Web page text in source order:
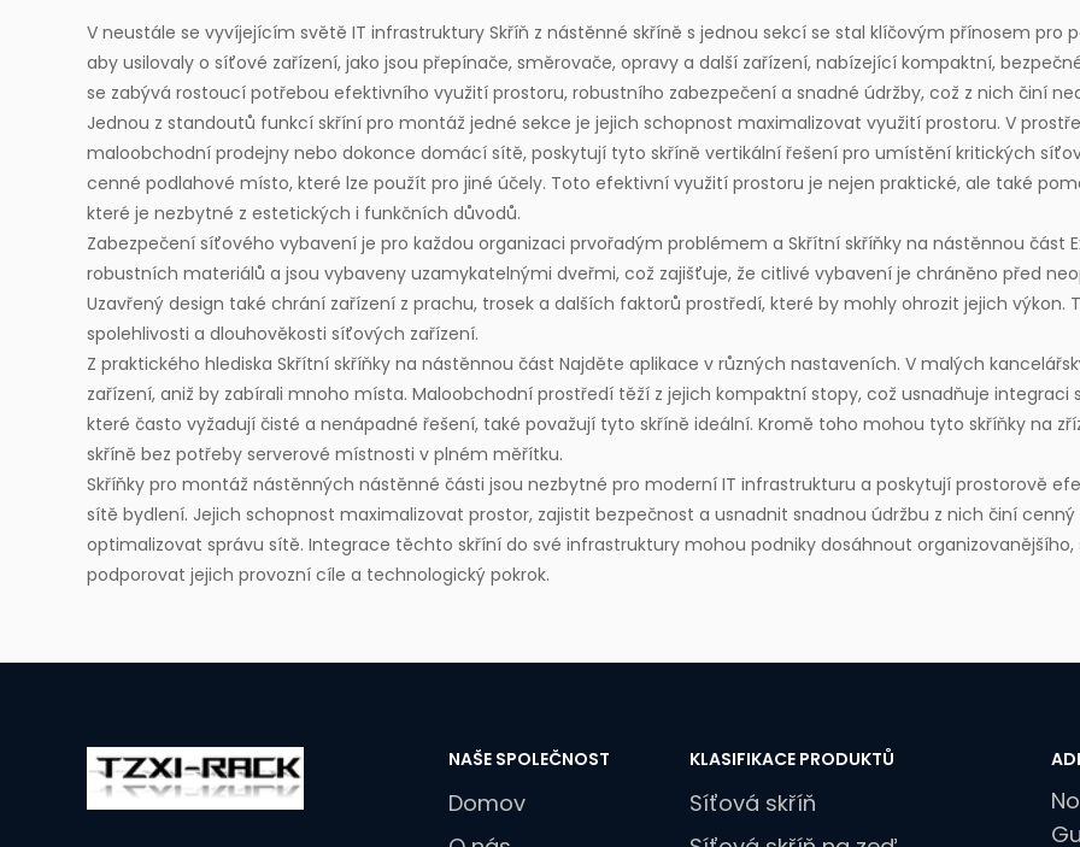
V neustále se vyvíjejícím světě IT infrastruktury Skříň z nástěnné skříně s jednou sekcí se stal klíčovým přínosem pro
aby usilovaly o síťové zařízení, jako jsou přepínače, směrovače, opravy a další zařízení, nabízející kompaktní,
se zabývá rostoucí potřebou efektivního využití prostoru, robustního zabezpečení a snadné údržby, což z nich činí
Jednou z standoutů funkcí skříní pro montáž jedné sekce je jejich schopnost maximalizovat využití prostoru. V
maloobchodní prodejny nebo dokonce domácí sítě, poskytují tyto skříně vertikální řešení pro umístění kritických
cenné podlahové místo, které lze použít pro jiné účely. Toto efektivní využití prostoru je nejen praktické, ale také
které je nezbytné z estetických i funkčních důvodů.
Zabezpečení síťového vybavení je pro každou organizaci prvořadým problémem a Skřítní skříňky na nástěnnou část
robustních materiálů a jsou vybaveny uzamykatelnými dveřmi, což zajišťuje, že citlivé vybavení je chráněno před
Uzavřený design také chrání zařízení z prachu, trosek a dalších faktorů prostředí, které by mohly ohrozit jejich výkon.
spolehlivosti a dlouhověkosti síťových zařízení.
Z praktického hlediska Skřítní skříňky na nástěnnou část Najděte aplikace v různých nastaveních. V malých
zařízení, aniž by zabírali mnoho místa. Maloobchodní prostředí těží z jejich kompaktní stopy, což usnadňuje
které často vyžadují čisté a nenápadné řešení, také považují tyto skříně ideální. Kromě toho mohou tyto skříňky na
skříně bez potřeby serverové místnosti v plném měřítku.
Skříňky pro montáž nástěnných nástěnné části jsou nezbytné pro moderní IT infrastrukturu a poskytují prostorově
sítě bydlení. Jejich schopnost maximalizovat prostor, zajistit bezpečnost a usnadnit snadnou údržbu z nich činí
optimalizovat správu sítě. Integrace těchto skříní do své infrastruktury mohou podniky dosáhnout
podporovat jejich provozní cíle a technologický pokrok.
NAŠE SPOLEČNOST
Domov
KLASIFIKACE PRODUKTŮ
Síťová skříň